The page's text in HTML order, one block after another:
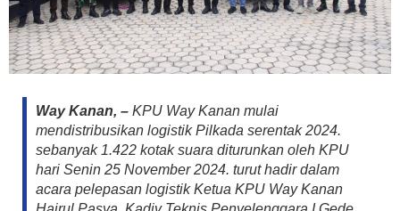
Way Kanan, – KPU Way Kanan mulai
mendistribusikan logistik Pilkada serentak 2024.
sebanyak 1.422 kotak suara diturunkan oleh KPU
hari Senin 25 November 2024. turut hadir dalam
acara pelepasan logistik Ketua KPU Way Kanan